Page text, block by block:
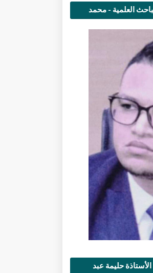
العلمية - محمد
حليمة عبد